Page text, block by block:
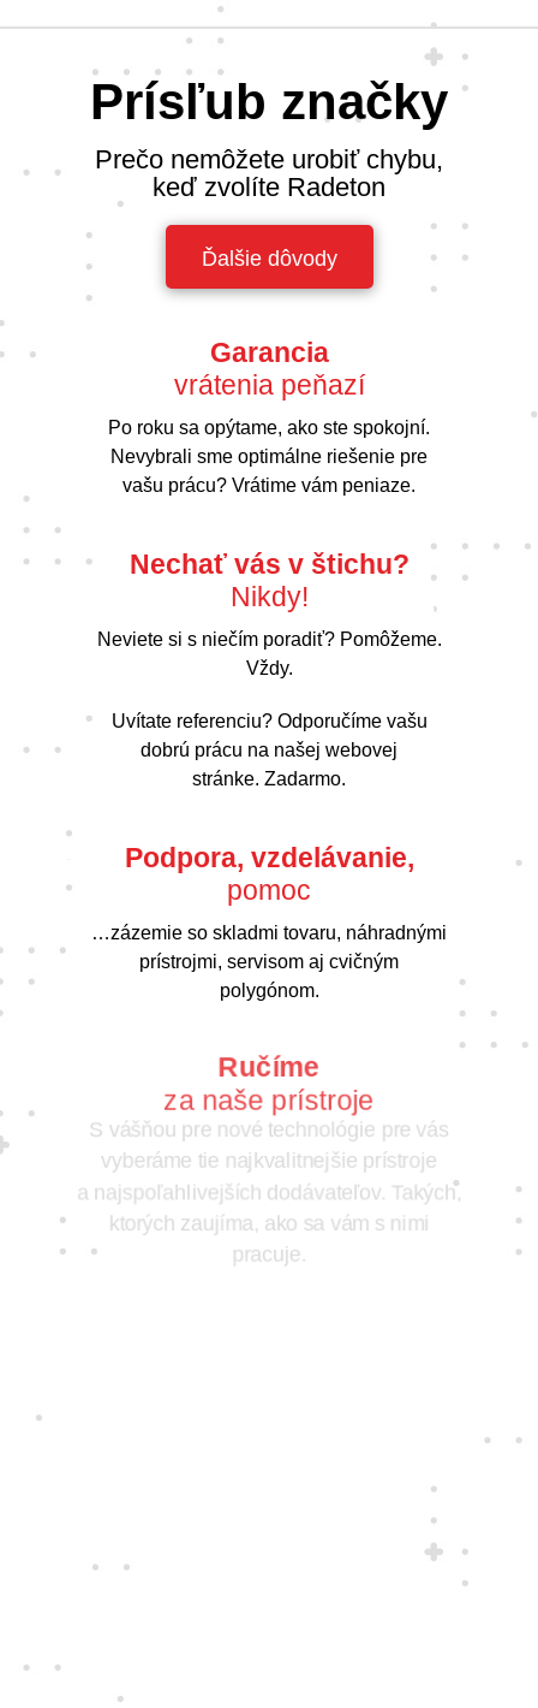
Prísľub značky
Prečo nemôžete urobiť chybu,
keď zvolíte Radeton
Ďalšie dôvody
Garancia
vrátenia peňazí
Po roku sa opýtame, ako ste spokojní.
Nevybrali sme optimálne riešenie pre
vašu prácu? Vrátime vám peniaze.
Nechať vás v štichu?
Nikdy!
Neviete si s niečím poradiť? Pomôžeme.
Vždy.
Uvítate referenciu? Odporučíme vašu
dobrú prácu na našej webovej
stránke. Zadarmo.
Podpora, vzdelávanie,
pomoc
…zázemie so skladmi tovaru, náhradnými
prístrojmi, servisom aj cvičným
polygónom.
Ručíme
za naše prístroje
S vášňou pre nové technológie pre vás
vyberáme tie najkvalitnejšie prístroje
a najspoľahlivejších dodávateľov. Takých,
ktorých zaujíma, ako sa vám s nimi
pracuje.